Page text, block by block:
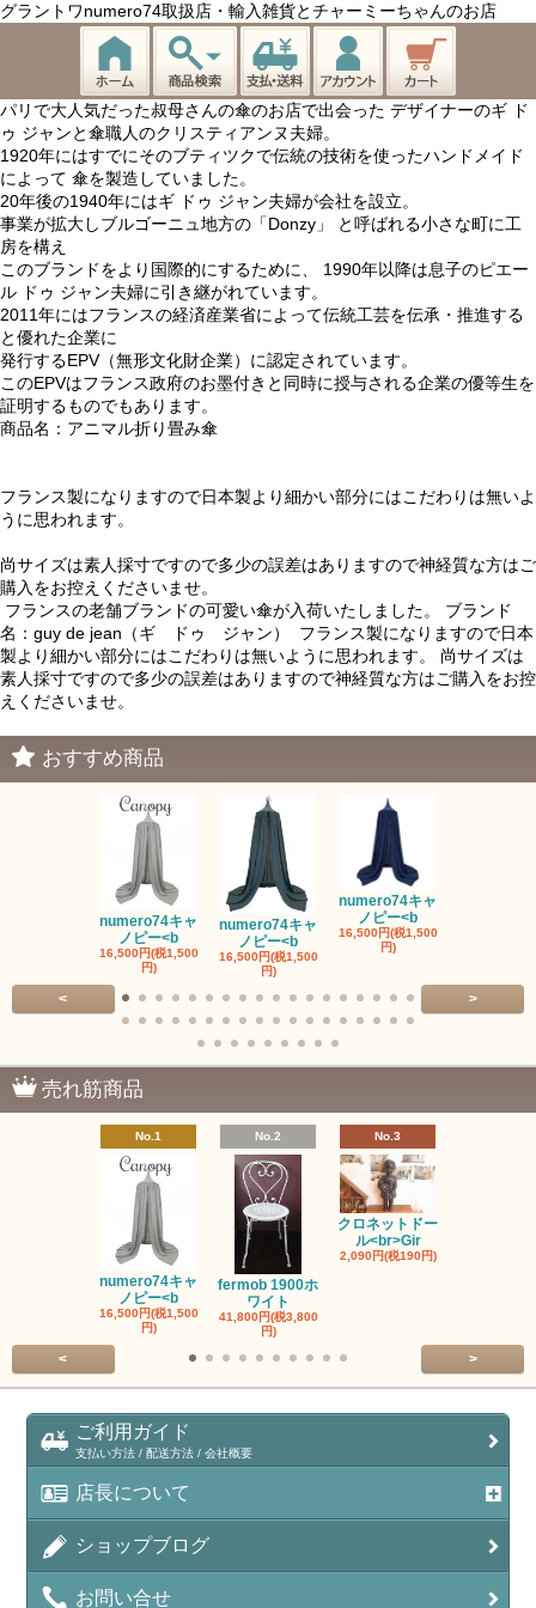
グラントワnumero74取扱店・輸入雑貨とチャーミーちゃんのお店
パリで大人気だった叔母さんの傘のお店で出会った デザイナーのギ ド
ゥ ジャンと傘職人のクリスティアンヌ夫婦。
1920年にはすでにそのブティツクで伝統の技術を使ったハンドメイド
によって 傘を製造していました。
20年後の1940年にはギ ドゥ ジャン夫婦が会社を設立。
事業が拡大しブルゴーニュ地方の「Donzy」 と呼ばれる小さな町に工
房を構え
このブランドをより国際的にするために、 1990年以降は息子のピエー
ル ドゥ ジャン夫婦に引き継がれています。
2011年にはフランスの経済産業省によって伝統工芸を伝承・推進する
と優れた企業に
発行するEPV（無形文化財企業）に認定されています。
このEPVはフランス政府のお墨付きと同時に授与される企業の優等生を
証明するものでもあります。
商品名：アニマル折り畳み傘
フランス製になりますので日本製より細かい部分にはこだわりは無いよ
うに思われます。
尚サイズは素人採寸ですので多少の誤差はありますので神経質な方はご
購入をお控えくださいませ。
フランスの老舗ブランドの可愛い傘が入荷いたしました。 ブランド
名：guy de jean（ギ ドゥ ジャン） フランス製になりますので日本
製より細かい部分にはこだわりは無いように思われます。 尚サイズは
素人採寸ですので多少の誤差はありますので神経質な方はご購入をお控
えくださいませ。
おすすめ商品
numero74キャ
ノピー<b
16,500円(税1,500
円)
numero74キャ
ノピー<b
16,500円(税1,500
円)
numero74キャ
ノピー<b
16,500円(税1,500
円)
< >
売れ筋商品
No.1
numero74キャ
ノピー<b
16,500円(税1,500
円)
No.2
fermob 1900ホ
ワイト
41,800円(税3,800
円)
No.3
クロネットドー
ル<br>Gir
2,090円(税190円)
< >
ご利用ガイド
支払い方法 / 配送方法 / 会社概要
店長について
ショップブログ
お問い合せ